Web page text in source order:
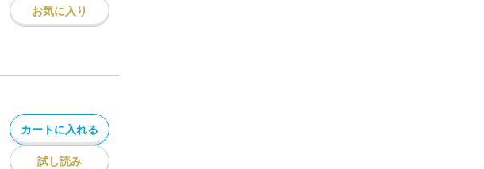
お気に入り
カートに入れる
試し読み